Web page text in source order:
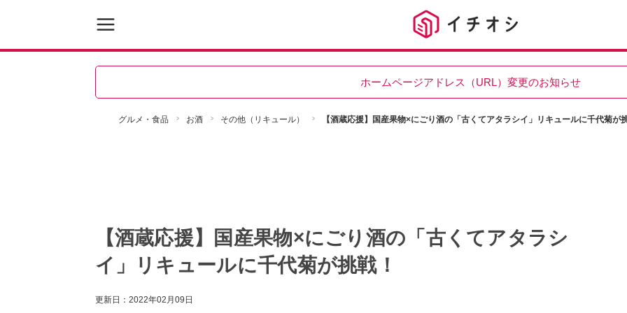
ホームページアドレス（URL）変更のお知らせ
グルメ・食品 お酒 その他（リキュール） 【酒蔵応援】国産果物×にごり酒の「古くてアタラシイ」リキュールに千代菊が
【酒蔵応援】国産果物×にごり酒の「古くてアタラシ
イ」リキュールに千代菊が挑戦！
更新日： 2022年02月09日